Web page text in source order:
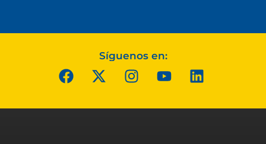
Síguenos en: